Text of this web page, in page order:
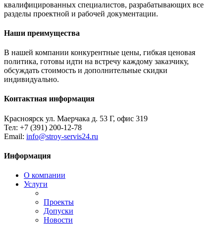
квалифицированных специалистов, разрабатывающих все
разделы проектной и рабочей документации.
Наши преимущества
В нашей компании конкурентные цены, гибкая ценовая
политика, готовы идти на встречу каждому заказчику,
обсуждать стоимость и дополнительные скидки
индивидуально.
Контактная информация
Красноярск ул. Маерчака д. 53 Г, офис 319
Тел: +7 (391) 200-12-78
Email: info@stroy-servis24.ru
Информация
О компании
Услуги
Проекты
Допуски
Новости